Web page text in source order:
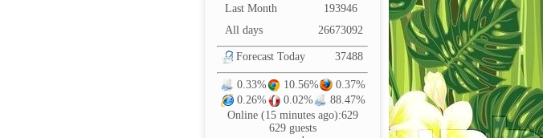
Last Month
All days
193946
26673092
Forecast Today 37488
0.33% 10.56%
0.37%
0.26%
0.02%
88.47%
Online (15 minutes ago):629
629 guests